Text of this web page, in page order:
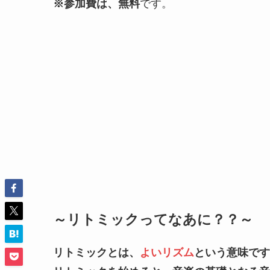
※参加費は、無料です。
～リトミックってなあに？？～
リトミックとは、 よいリズム という意味で